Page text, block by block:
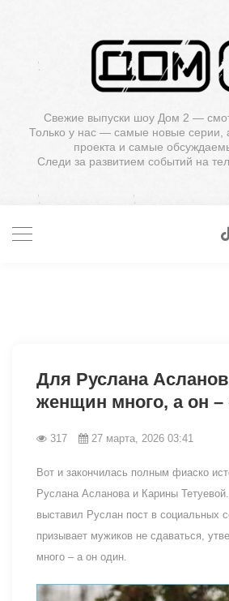
Свежие выпуски шоу Дом 2 —
Только у нас — самые новые серии,
проекта и самые
Следи за развитием событий на
Для Руслана
женщин много, а он –
317 27 марта, 2026 03:41
Вот и закончилась полным фиаско
Руслана Асланова и Карины
выставил Руслан пост в социальных
призывает мужиков не сдаваться,
много – а он один.